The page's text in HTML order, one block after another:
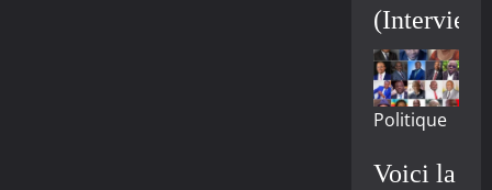
(Interview)
Politique
Voici la